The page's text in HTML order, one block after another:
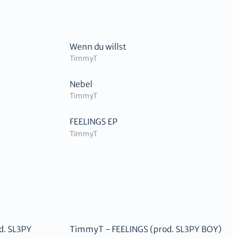
Wenn du willst
TimmyT
Nebel
TimmyT
FEELINGS EP
TimmyT
SL3PY
TimmyT - FEELINGS (prod. SL3PY BOY)